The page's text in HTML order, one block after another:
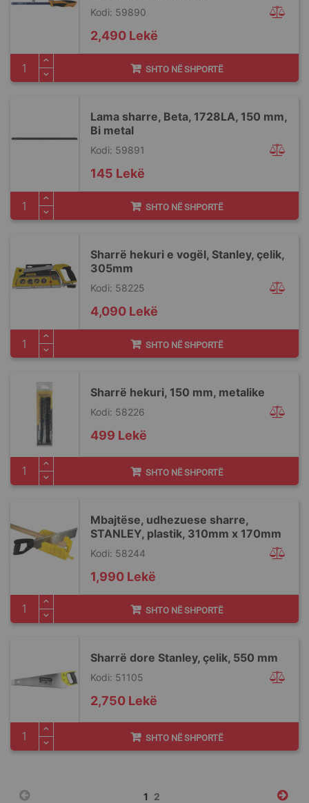
Kodi: 59890
2,490 Lekë
SHTO NË SHPORTË
Lama sharre, Beta, 1728LA, 150 mm,
Bi metal
Kodi: 59891
145 Lekë
SHTO NË SHPORTË
Sharrë hekuri e vogël, Stanley, çelik,
305mm
Kodi: 58225
4,090 Lekë
SHTO NË SHPORTË
Sharrë hekuri, 150 mm, metalike
Kodi: 58226
499 Lekë
SHTO NË SHPORTË
Mbajtëse, udhezuese sharre,
STANLEY, plastik, 310mm x 170mm
Kodi: 58244
1,990 Lekë
SHTO NË SHPORTË
Sharrë dore Stanley, çelik, 550 mm
Kodi: 51105
2,750 Lekë
SHTO NË SHPORTË
Faqja
You're
1 Faqja
2